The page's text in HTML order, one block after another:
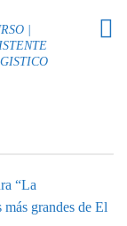
|
“La
grandes de El